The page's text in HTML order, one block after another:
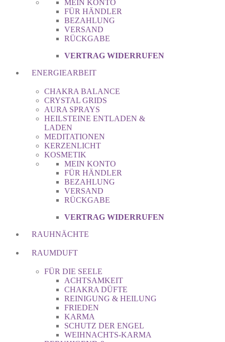
MEIN KONTO
FÜR HÄNDLER
BEZAHLUNG
VERSAND
RÜCKGABE
VERTRAG WIDERRUFEN
ENERGIEARBEIT
CHAKRA BALANCE
CRYSTAL GRIDS
AURA SPRAYS
HEILSTEINE ENTLADEN &
LADEN
MEDITATIONEN
KERZENLICHT
KOSMETIK
MEIN KONTO
FÜR HÄNDLER
BEZAHLUNG
VERSAND
RÜCKGABE
VERTRAG WIDERRUFEN
RAUHNÄCHTE
RAUMDUFT
FÜR DIE SEELE
ACHTSAMKEIT
CHAKRA DÜFTE
REINIGUNG & HEILUNG
FRIEDEN
KARMA
SCHUTZ DER ENGEL
WEIHNACHTS-KARMA